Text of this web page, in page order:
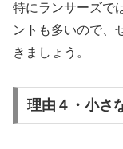
特にランサーズで
ントも多いので、
きましょう。
理由４・小さ